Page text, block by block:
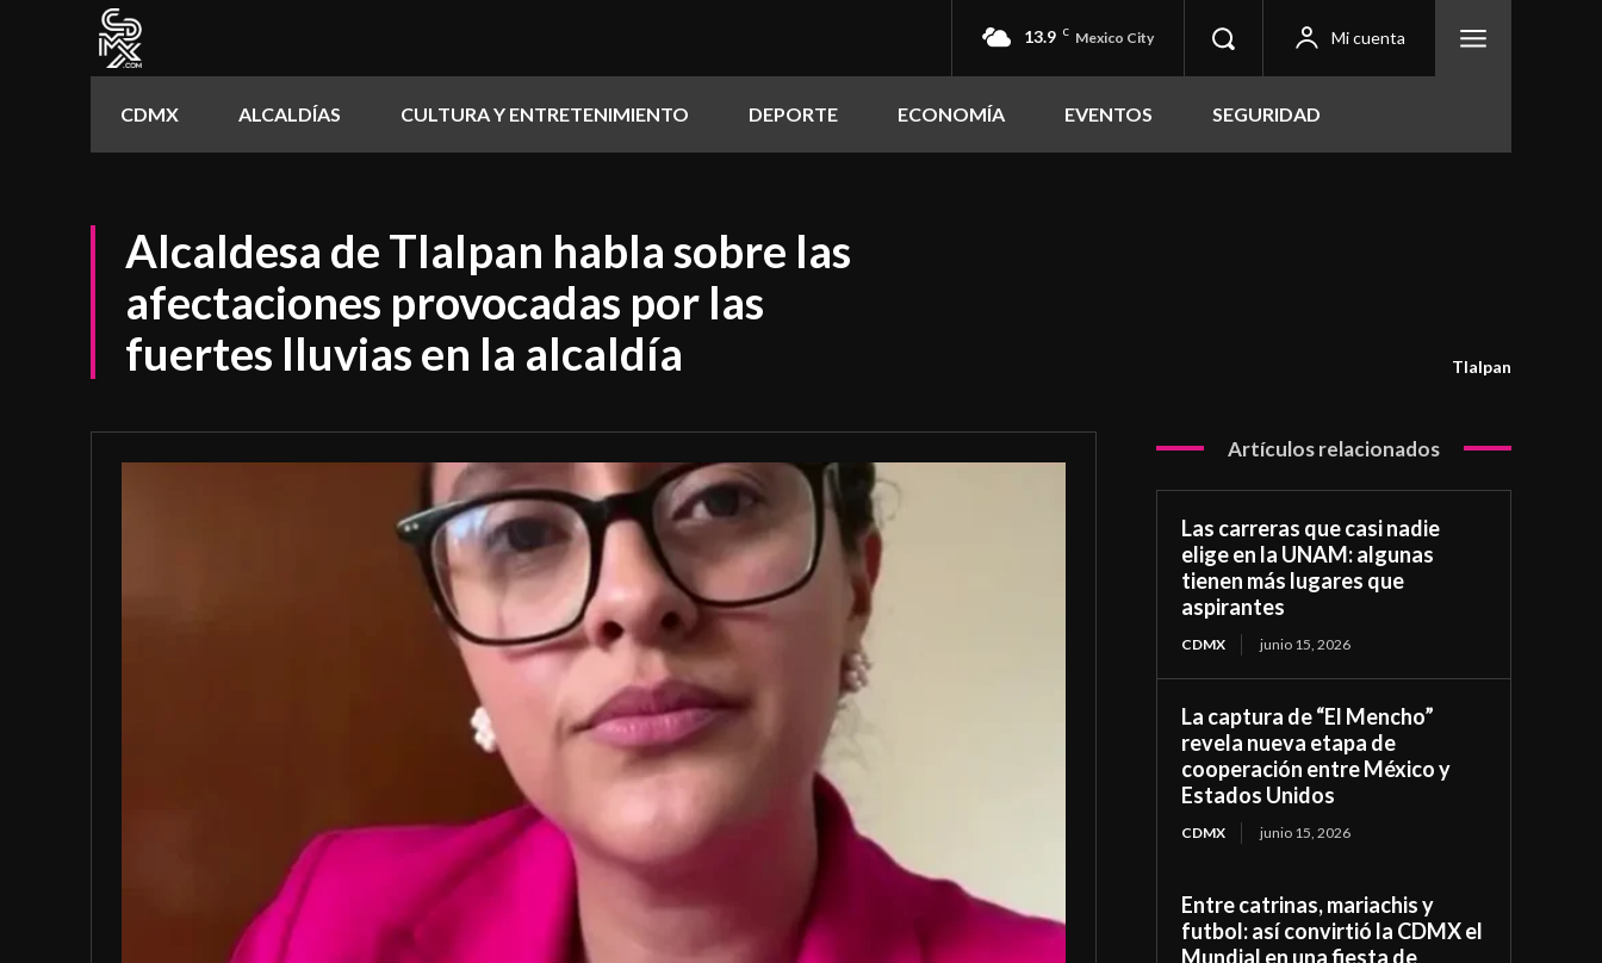
13.9 C Mexico City Mi cuenta
CDMX ALCALDÍAS CULTURA Y ENTRETENIMIENTO DEPORTE ECONOMÍA EVENTOS SEGURIDAD
Alcaldesa de Tlalpan habla sobre las
afectaciones provocadas por las
fuertes lluvias en la alcaldía
Tlalpan
Artículos relacionados
Las carreras que casi nadie
elige en la UNAM: algunas
tienen más lugares que
aspirantes
CDMX junio 15, 2026
La captura de “El Mencho”
revela nueva etapa de
cooperación entre México y
Estados Unidos
CDMX junio 15, 2026
Entre catrinas, mariachis y
futbol: así convirtió la CDMX el
Mundial en una fiesta de